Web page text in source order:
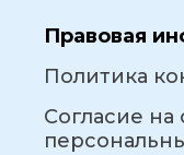
Правовая
Политика
Согласие на